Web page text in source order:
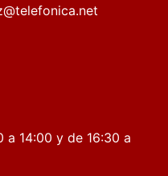
a 14:00 y de 16:30 a